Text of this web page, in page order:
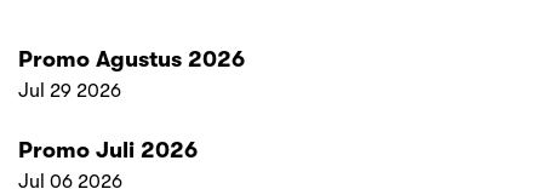
Promo Agustus 2026
Jul 29 2026
Promo Juli 2026
Jul 06 2026